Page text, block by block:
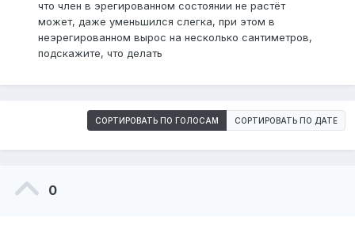
что член в эрегированном состоянии не растёт
может, даже уменьшился слегка, при этом в
неэрегированном вырос на несколько сантиметров,
подскажите, что делать
СОРТИРОВАТЬ ПО ГОЛОСАМ СОРТИРОВАТЬ ПО ДАТЕ
0